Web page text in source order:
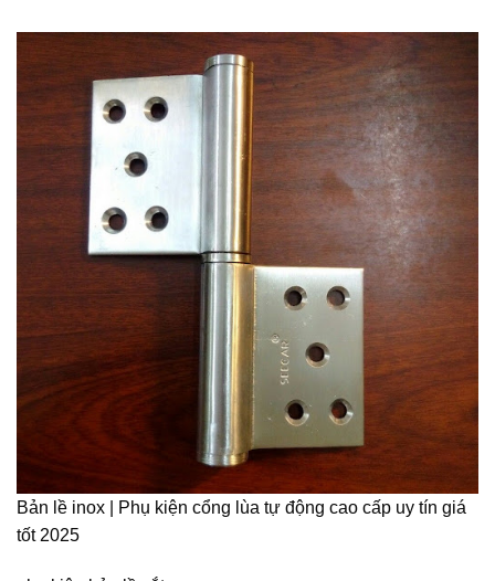
Bản lề inox | Phụ kiện cổng lùa tự động cao cấp uy tín giá
tốt 2025